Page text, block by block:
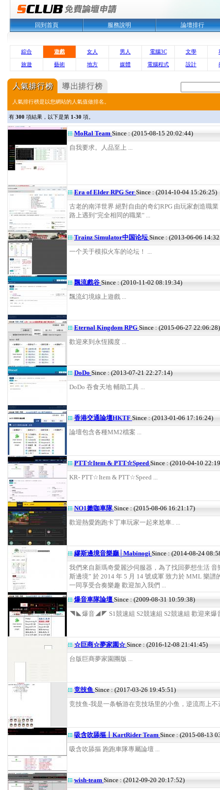
回到首頁 服務說明 論壇排行
綜合 遊戲 女人 男人 電腦3C 文學
旅遊 藝術 地方 媒體 電腦程式 設計
人氣排行榜是以您網站的人氣值做排名。
有 300 項結果，以下是第 1-30 項。
MoRal Team Since : (2015-08-15 20:02:44)
自我要求。人品至上 ...
Era of Elder RPG Ser Since : (2014-10-04 15:26:25)
古老的南洋世界 絕對自由的奇幻RPG 由玩家創造職
路上遇到"完全相同的職業" ...
Trainz Simulator中国论坛Since : (2013-06-06
一个关于模拟火车的论坛！ ...
飄流戲谷Since : (2010-11-02 08:19:34)
飄流幻境線上遊戲 ...
Eternal Kingdom RPG Since : (2015-06-27 22:06:28)
歡迎來到永恆國度 ...
DoDo Since : (2013-07-21 22:27:14)
DoDo 吞食天地 輔助工具 ...
香港交通論壇HKTF Since : (2013-01-06 17:16:24)
論壇包含各種MM2檔案 ...
PTT☆Item & PTT☆SpeedSince : (2010-04-10
KR- PTT☆Item & PTT☆Speed ...
NO1嫩咖車隊Since : (2015-08-06 16:21:17)
歡迎熱愛跑跑卡丁車玩家一起來尬車.. ...
繆斯邊境音樂廳│Mabinogi Since : (2014-08-24
我們來自新瑪奇愛麗沙伺服器，為了找回夢想生活 音
斯邊境” 於 2014 年 5 月 14 號成軍 致力於 MML 樂譜
一同享受合奏樂趣 歡迎加入我們 ...
爆音車隊論壇 Since : (2009-08-31 10:59:38)
◥◣爆音◢◤ S1競速組 S2競速組 S2競速組 歡迎來爆
☆巨商☆夢家園☆ Since : (2016-12-08 21:41:45)
台版巨商夢家園團版 ...
竞技鱼 Since : (2017-03-26 19:45:51)
竞技鱼-我是一条畅游在竞技场里的小鱼，逆流而上不
吸含吹舔摳丨KartRider Team Since : (2015-08-13
吸含吹舔摳 跑跑車隊專屬論壇 ...
wish-team Since : (2012-09-20 20:17:52)